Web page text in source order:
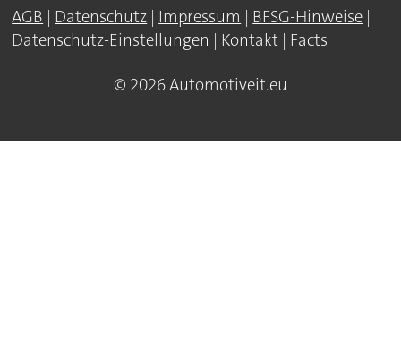
AGB | Datenschutz | Impressum | BFSG-Hinweise |
Datenschutz-Einstellungen | Kontakt | Facts
© 2026 Automotiveit.eu